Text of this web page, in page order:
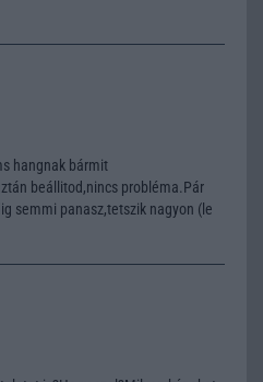
hangnak bármit
beállitod,nincs probléma.Pár
semmi panasz,tetszik nagyon (le